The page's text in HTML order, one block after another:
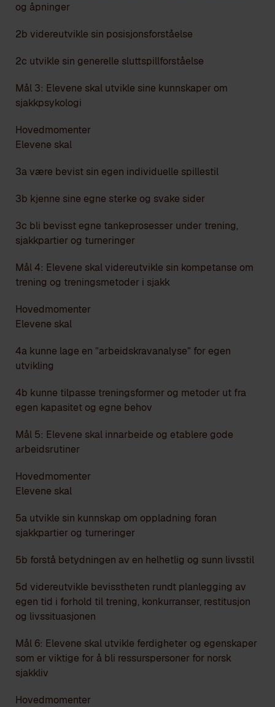
og åpninger
2b videreutvikle sin posisjonsforståelse
2c utvikle sin generelle sluttspillforståelse
Mål 3: Elevene skal utvikle sine kunnskaper om
sjakkpsykologi
Hovedmomenter
Elevene skal
3a være bevist sin egen individuelle spillestil
3b kjenne sine egne sterke og svake sider
3c bli bevisst egne tankeprosesser under trening,
sjakkpartier og turneringer
Mål 4: Elevene skal videreutvikle sin kompetanse om
trening og treningsmetoder i sjakk
Hovedmomenter
Elevene skal
4a kunne lage en ”arbeidskravanalyse” for egen
utvikling
4b kunne tilpasse treningsformer og metoder ut fra
egen kapasitet og egne behov
Mål 5: Elevene skal innarbeide og etablere gode
arbeidsrutiner
Hovedmomenter
Elevene skal
5a utvikle sin kunnskap om oppladning foran
sjakkpartier og turneringer
5b forstå betydningen av en helhetlig og sunn livsstil
5d videreutvikle bevisstheten rundt planlegging av
egen tid i forhold til trening, konkurranser, restitusjon
og livssituasjonen
Mål 6: Elevene skal utvikle ferdigheter og egenskaper
som er viktige for å bli ressurspersoner for norsk
sjakkliv
Hovedmomenter